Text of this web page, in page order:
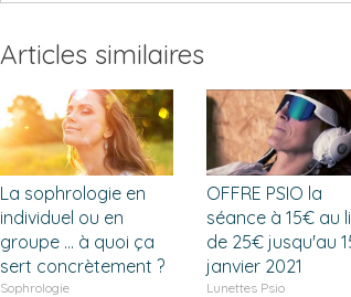
Articles similaires
La sophrologie en
individuel ou en
groupe ... à quoi ça
sert concrètement ?
Sophrologie
OFFRE PSIO la
séance à 15€ au
de 25€ jusqu'au
janvier 2021
Lunettes Psio